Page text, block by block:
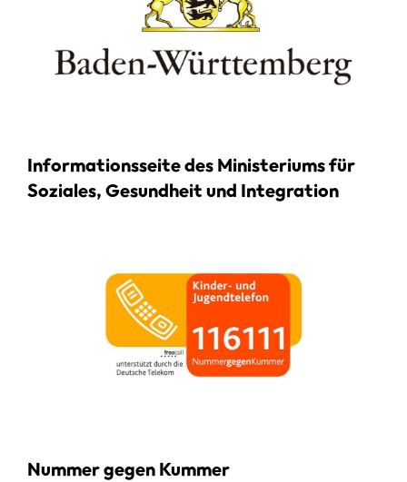
Informationsseite des Ministeriums für
Soziales, Gesundheit und Integration
Nummer gegen Kummer